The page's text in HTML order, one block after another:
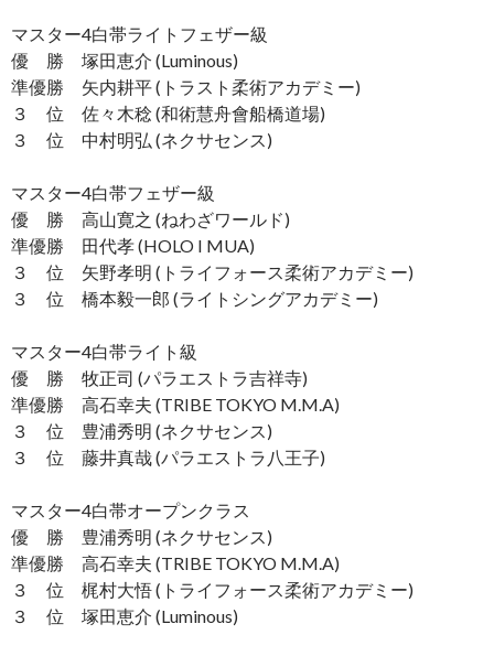
マスター4白帯ライトフェザー級
優 勝 塚田恵介 (Luminous)
準優勝 矢内耕平 (トラスト柔術アカデミー)
３ 位 佐々木稔 (和術慧舟會船橋道場)
３ 位 中村明弘 (ネクサセンス)
マスター4白帯フェザー級
優 勝 高山寛之 (ねわざワールド)
準優勝 田代孝 (HOLO I MUA)
３ 位 矢野孝明 (トライフォース柔術アカデミー)
３ 位 橋本毅一郎 (ライトシングアカデミー)
マスター4白帯ライト級
優 勝 牧正司 (パラエストラ吉祥寺)
準優勝 高石幸夫 (TRIBE TOKYO M.M.A)
３ 位 豊浦秀明 (ネクサセンス)
３ 位 藤井真哉 (パラエストラ八王子)
マスター4白帯オープンクラス
優 勝 豊浦秀明 (ネクサセンス)
準優勝 高石幸夫 (TRIBE TOKYO M.M.A)
３ 位 梶村大悟 (トライフォース柔術アカデミー)
３ 位 塚田恵介 (Luminous)